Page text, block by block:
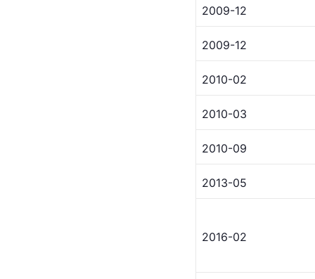
2009-12
2009-12
2010-02
2010-03
2010-09
2013-05
2016-02